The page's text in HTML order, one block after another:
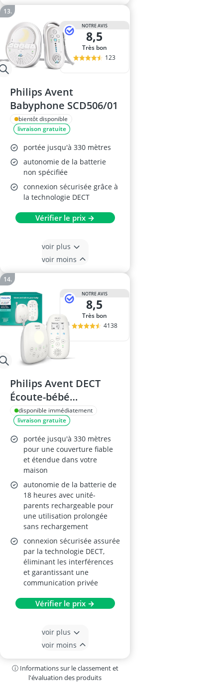
NOTRE AVIS
8,5
Très bon
123
Philips Avent
Babyphone SCD506/01
bientôt disponible
livraison gratuite
portée jusqu'à 330 mètres
autonomie de la batterie
non spécifiée
connexion sécurisée grâce à
la technologie DECT
Vérifier le prix →
voir plus
voir moins
NOTRE AVIS
8,5
Très bon
4138
Philips Avent DECT
Écoute-bébé
SCD713/26
disponible immédiatement
livraison gratuite
portée jusqu'à 330 mètres
pour une couverture fiable
et étendue dans votre
maison
autonomie de la batterie de
18 heures avec unité-
parents rechargeable pour
une utilisation prolongée
sans rechargement
connexion sécurisée assurée
par la technologie DECT,
éliminant les interférences
et garantissant une
communication privée
Vérifier le prix →
voir plus
voir moins
ⓘ Informations sur le classement et
l'évaluation des produits